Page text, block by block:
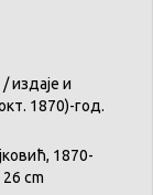
издаје и
1870)-год.
1870-
cm